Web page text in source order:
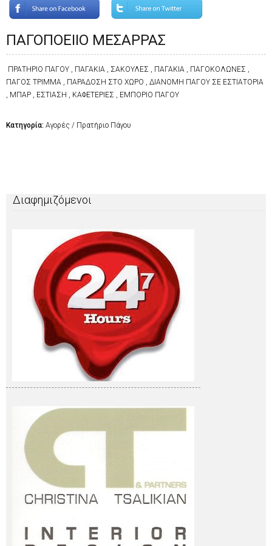
ΠΑΓΟΠΟΕΙΙΟ ΜΕΣΑΡΡΑΣ
ΠΡΑΤΗΡΙΟ ΠΑΓΟΥ , ΠΑΓΑΚΙΑ , ΣΑΚΟΥΛΕΣ , ΠΑΓΑΚΙΑ , ΠΑΓΟΚΟΛΩΝΕΣ ,
ΠΑΓΟΣ ΤΡΙΜΜΑ , ΠΑΡΑΔΟΣΗ ΣΤΟ ΧΩΡΟ , ΔΙΑΝΟΜΗ ΠΑΓΟΥ ΣΕ ΕΣΤΙΑΤΟΡΙΑ
, ΜΠΑΡ , ΕΣΤΙΑΣΗ , ΚΑΦΕΤΕΡΙΕΣ , ΕΜΠΟΡΙΟ ΠΑΓΟΥ
Κατηγορία: Αγορές / Πρατήριο Πάγου
Διαφημιζόμενοι